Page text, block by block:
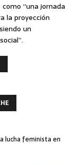
“una jornada
la proyección
un
lucha feminista en